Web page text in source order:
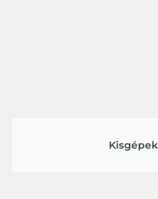
Kisgépek